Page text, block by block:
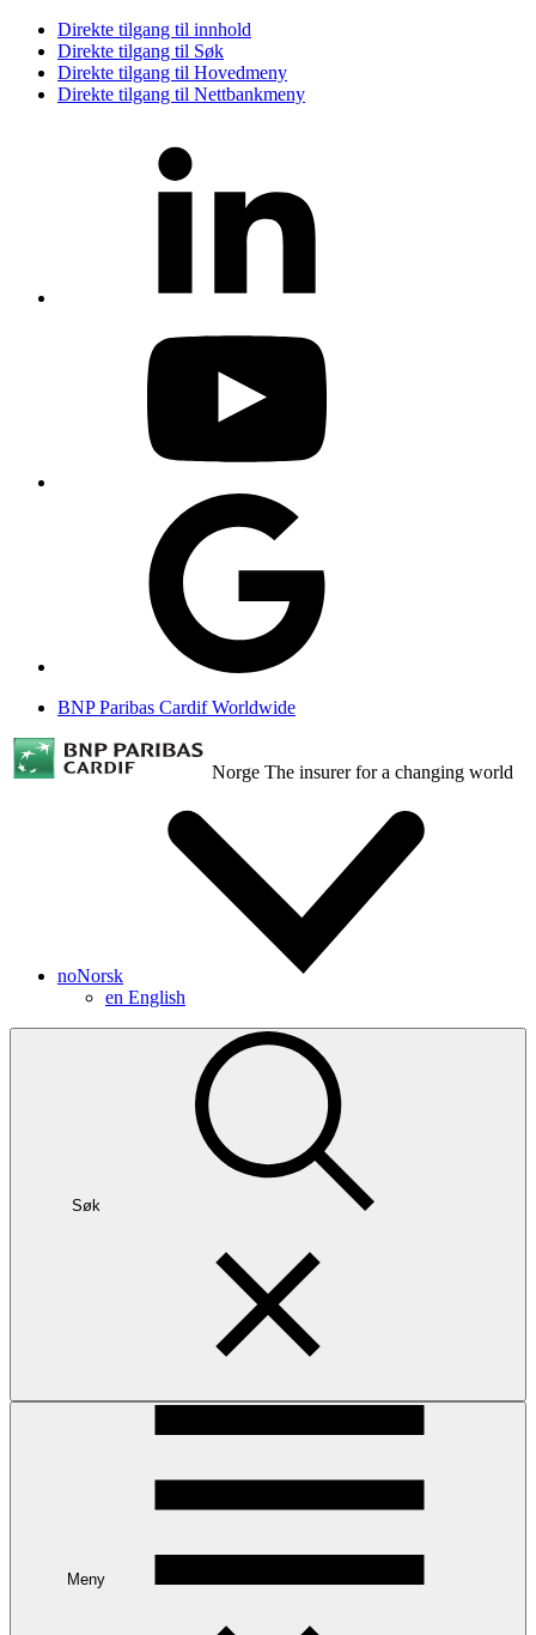
Direkte tilgang til innhold
Direkte tilgang til Søk
Direkte tilgang til Hovedmeny
Direkte tilgang til Nettbankmeny
BNP Paribas Cardif Worldwide
Norge The insurer for a changing world
noNorsk
en English
Søk
Meny